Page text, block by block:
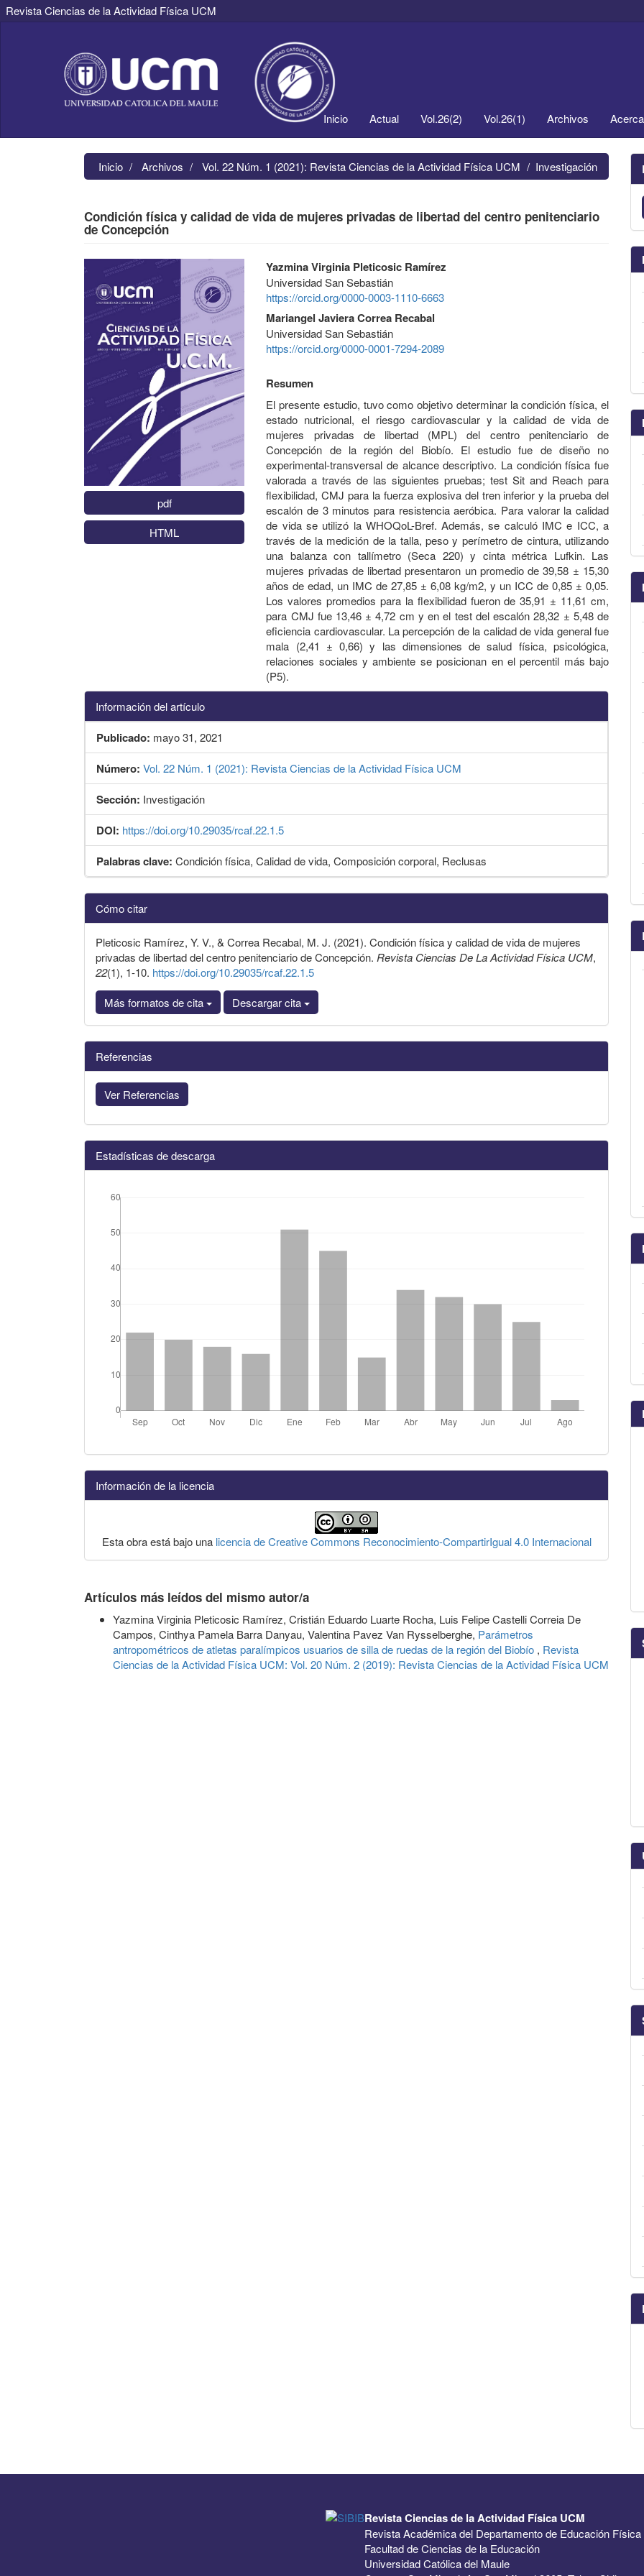
Revista Ciencias de la Actividad Física UCM
Contenido
principal
Inicio Actual Vol.26(2) Vol.26(1) Archivos
Inicio Archivos Vol. 22 Núm. 1 (2021): Revista Ciencias de la Actividad Física UCM Investigación
Condición física y calidad de vida de mujeres privadas de libertad del centro penitenciario
de Concepción
Barra
lateral
del
artículo
pdf
HTML
Contenido
principal
del
artículo
Yazmina Virginia Pleticosic Ramírez
Universidad San Sebastián
https://orcid.org/0000-0003-1110-6663
Mariangel Javiera Correa Recabal
Universidad San Sebastián
https://orcid.org/0000-0001-7294-2089
Resumen
El presente estudio, tuvo como objetivo determinar la condición física, el
estado nutricional, el riesgo cardiovascular y la calidad de vida de
mujeres privadas de libertad (MPL) del centro penitenciario de
Concepción de la región del Biobío. El estudio fue de diseño no
experimental-transversal de alcance descriptivo. La condición física fue
valorada a través de las siguientes pruebas; test Sit and Reach para
flexibilidad, CMJ para la fuerza explosiva del tren inferior y la prueba del
escalón de 3 minutos para resistencia aeróbica. Para valorar la calidad
de vida se utilizó la WHOQoL-Bref. Además, se calculó IMC e ICC, a
través de la medición de la talla, peso y perímetro de cintura, utilizando
una balanza con tallímetro (Seca 220) y cinta métrica Lufkin. Las
mujeres privadas de libertad presentaron un promedio de 39,58 ± 15,30
años de edad, un IMC de 27,85 ± 6,08 kg/m2, y un ICC de 0,85 ± 0,05.
Los valores promedios para la flexibilidad fueron de 35,91 ± 11,61 cm,
para CMJ fue 13,46 ± 4,72 cm y en el test del escalón 28,32 ± 5,48 de
eficiencia cardiovascular. La percepción de la calidad de vida general fue
mala (2,41 ± 0,66) y las dimensiones de salud física, psicológica,
relaciones sociales y ambiente se posicionan en el percentil más bajo
(P5).
Información del artículo
Publicado: mayo 31, 2021
Número: Vol. 22 Núm. 1 (2021): Revista Ciencias de la Actividad Física UCM
Sección: Investigación
DOI: https://doi.org/10.29035/rcaf.22.1.5
Palabras clave: Condición física, Calidad de vida, Composición corporal, Reclusas
Detalles
del
artículo
Cómo citar
Pleticosic Ramírez, Y. V., & Correa Recabal, M. J. (2021). Condición física y calidad de vida de mujeres
privadas de libertad del centro penitenciario de Concepción. Revista Ciencias De La Actividad Física UCM,
22(1), 1-10. https://doi.org/10.29035/rcaf.22.1.5
Más formatos de cita
Descargar cita
Referencias
Ver Referencias
Estadísticas de descarga
Información de la licencia
Esta obra está bajo una licencia de Creative Commons Reconocimiento-CompartirIgual 4.0 Internacional
Artículos más leídos del mismo autor/a
Yazmina Virginia Pleticosic Ramírez, Cristián Eduardo Luarte Rocha, Luis Felipe Castelli Correia De
Campos, Cinthya Pamela Barra Danyau, Valentina Pavez Van Rysselberghe, Parámetros
antropométricos de atletas paralímpicos usuarios de silla de ruedas de la región del Biobío , Revista
Ciencias de la Actividad Física UCM: Vol. 20 Núm. 2 (2019): Revista Ciencias de la Actividad Física UCM
Revista Ciencias de la Actividad Física UCM
Revista Académica del Departamento de Educación Física
Facultad de Ciencias de la Educación
Universidad Católica del Maule